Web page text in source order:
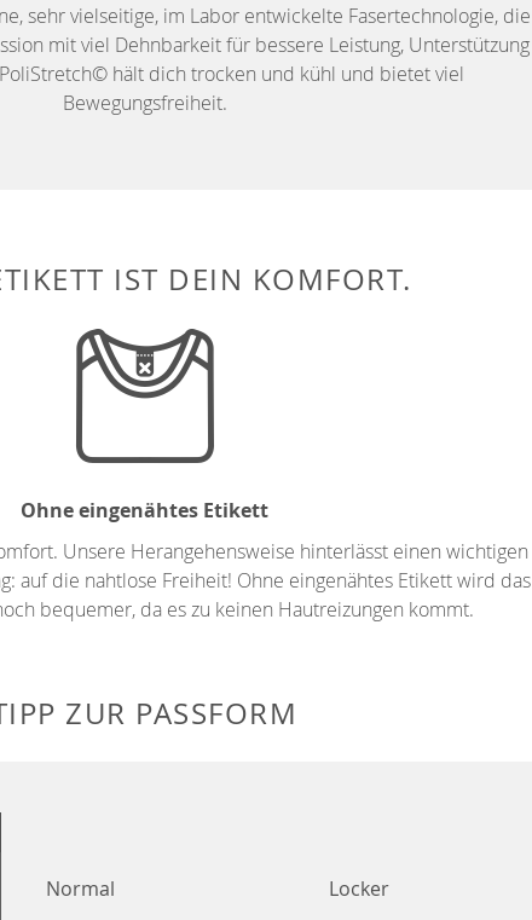
sehr vielseitige, im Labor entwickelte Fasertechnologie, die
mit viel Dehnbarkeit für bessere Leistung, Unterstützung
hält dich trocken und kühl und bietet viel
Bewegungsfreiheit.
IST DEIN KOMFORT.
Ohne eingenähtes Etikett
Unsere Herangehensweise hinterlässt einen wichtigen
auf die nahtlose Freiheit! Ohne eingenähtes Etikett wird das
bequemer, da es zu keinen Hautreizungen kommt.
ZUR PASSFORM
Normal Locker